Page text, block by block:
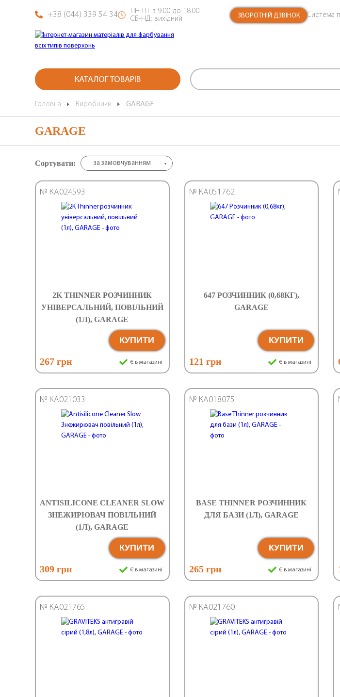
+38 (044) 339 54 34
ПН-ПТ: з 9:00 до 18:00
СБ-НД: вихідний
ЗВОРОТНІЙ ДЗВІНОК Система
КАТАЛОГ ТОВАРІВ
Головна Виробники GARAGE
GARAGE
Сортувати: за замовчуванням
№ КА024593
2K THINNER РОЗЧИННИК
УНІВЕРСАЛЬНИЙ, ПОВІЛЬНИЙ
(1Л), GARAGE
267 грн
КУПИТИ
Є в магазині
№ КА051762
647 РОЗЧИННИК (0,68КГ),
GARAGE
121 грн
КУПИТИ
Є в магазині
№ КА021033
ANTISILICONE CLEANER SLOW
ЗНЕЖИРЮВАЧ ПОВІЛЬНИЙ
(1Л), GARAGE
309 грн
КУПИТИ
Є в магазині
№ КА018075
BASE THINNER РОЗЧИННИК
ДЛЯ БАЗИ (1Л), GARAGE
265 грн
КУПИТИ
Є в магазині
№ КА021765 № КА021760